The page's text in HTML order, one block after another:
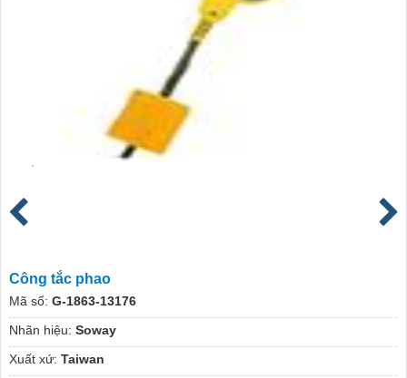
Công tắc phao
Mã số: G-1863-13176
Nhãn hiệu: Soway
Xuất xứ: Taiwan